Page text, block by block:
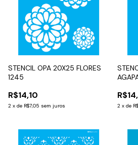
STENCIL OPA 20X25 FLORES
1245
R$14,10
2 x de R$7,05 sem juros 2 x de